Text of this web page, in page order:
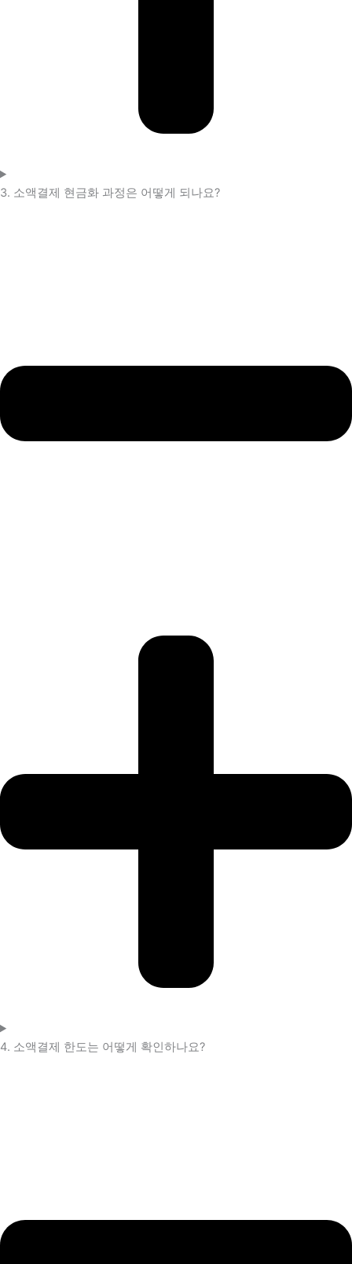
3. 소액결제 현금화 과정은 어떻게 되나요?
4. 소액결제 한도는 어떻게 확인하나요?